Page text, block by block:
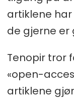
artiklene
de gjerne er
Tenopir tror
«open-
artiklene